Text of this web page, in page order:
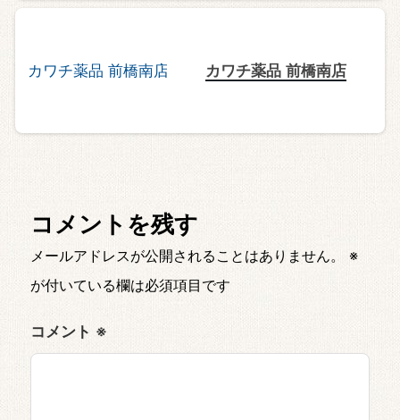
カワチ薬品 前橋南店
コメントを残す
メールアドレスが公開されることはありません。
※
が付いている欄は必須項目です
コメント ※